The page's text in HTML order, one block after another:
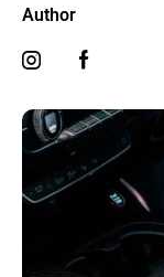
Author